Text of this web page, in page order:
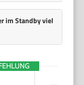
im Standby viel